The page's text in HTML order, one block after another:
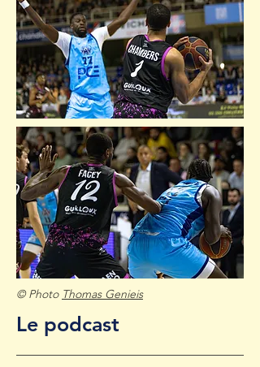
© Photo Thomas Genieis
Le podcast